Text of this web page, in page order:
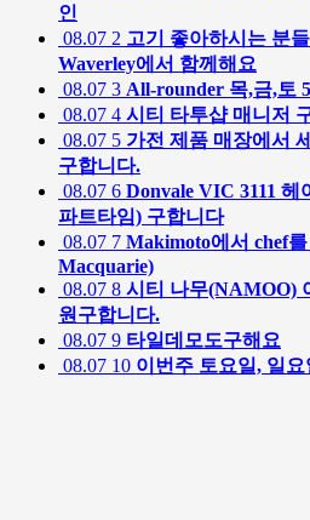
인
08.07 2 고기 좋아하시는 분
Waverley에서 함께해요
08.07 3 All-rounder 목,금,토
08.07 4 시티 타투샵 매니저
08.07 5 가전 제품 매장에서
구합니다.
08.07 6 Donvale VIC 3111
파트타임) 구합니다
08.07 7 Makimoto에서 chef
Macquarie)
08.07 8 시티 나무(NAMOO)
원구합니다.
08.07 9 타일데모도구해요
08.07 10 이번주 토요일, 일